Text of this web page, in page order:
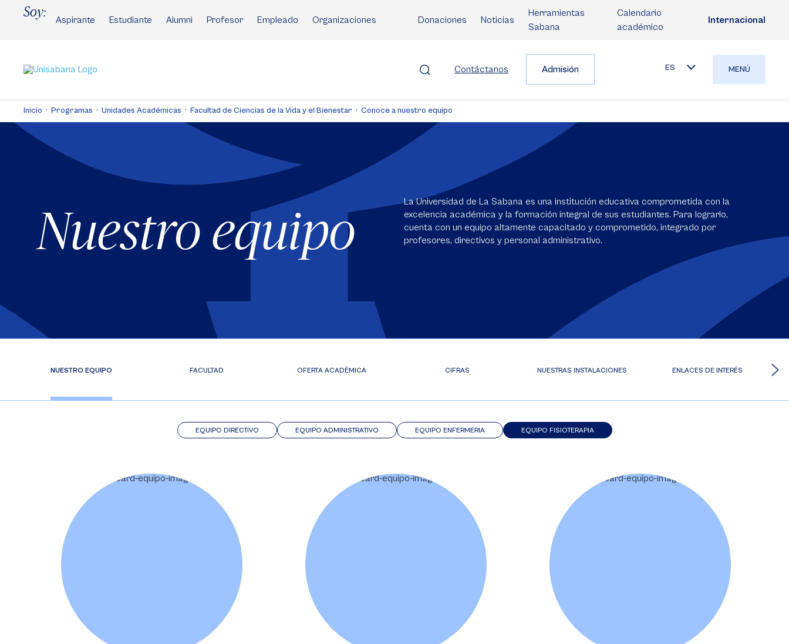
Soy:
Aspirante Estudiante Alumni Profesor Empleado Organizaciones Donaciones Noticias
Herramientas
Sabana
Calendario
académico
Internacional
Contáctanos Admisión ES MENÚ
Inicio Programas Unidades Académicas Facultad de Ciencias de la Vida y el Bienestar Conoce a nuestro equipo
Nuestro equipo
La Universidad de La Sabana es una institución educativa comprometida con la
excelencia académica y la formación integral de sus estudiantes. Para lograrlo,
cuenta con un equipo altamente capacitado y comprometido, integrado por
profesores, directivos y personal administrativo.
NUESTRO EQUIPO FACULTAD OFERTA ACADÉMICA CIFRAS NUESTRAS INSTALACIONES ENLACES DE INTERÉS
EQUIPO FISIOTERAPIA
EQUIPO ENFERMERIA
EQUIPO ADMINISTRATIVO
EQUIPO DIRECTIVO